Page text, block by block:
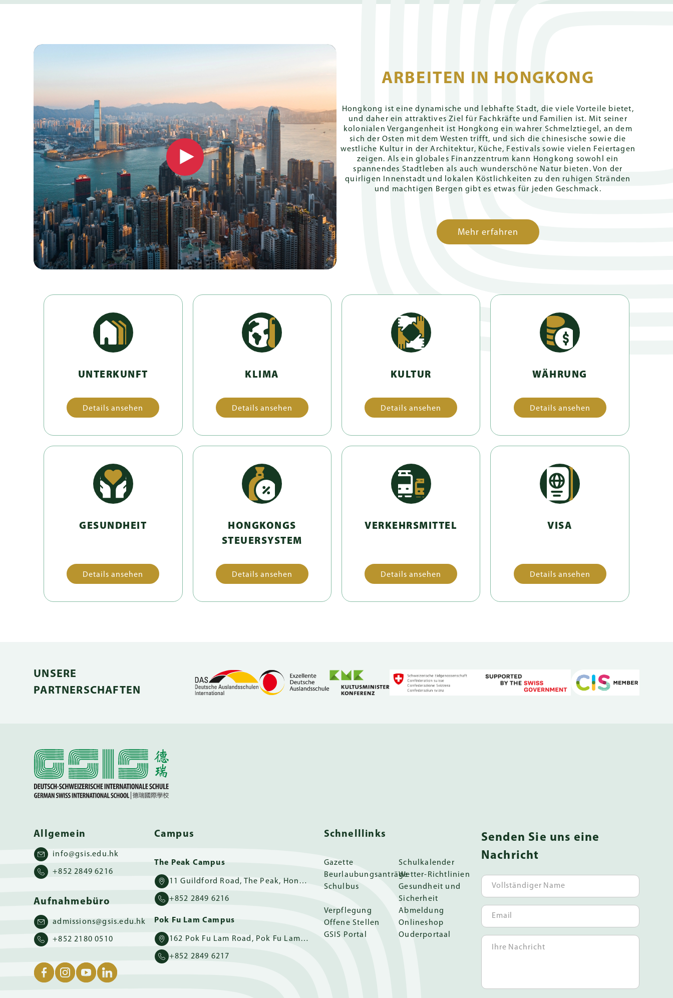
ARBEITEN IN HONGKONG
Hongkong ist eine dynamische und lebhafte Stadt, die viele Vorteile bietet,
und daher ein attraktives Ziel für Fachkräfte und Familien ist. Mit seiner
kolonialen Vergangenheit ist Hongkong ein wahrer Schmelztiegel, an dem
sich der Osten mit dem Westen trifft, und sich die chinesische sowie die
westliche Kultur in der Architektur, Küche, Festivals sowie vielen Feiertagen
zeigen. Als ein globales Finanzzentrum kann Hongkong sowohl ein
spannendes Stadtleben als auch wunderschöne Natur bieten. Von der
quirligen Innenstadt und lokalen Köstlichkeiten zu den ruhigen Stränden
und machtigen Bergen gibt es etwas für jeden Geschmack.
Mehr erfahren
UNTERKUNFT
Details ansehen
KLIMA
Details ansehen
KULTUR
Details ansehen
WÄHRUNG
Details ansehen
GESUNDHEIT
Details ansehen
HONGKONGS
STEUERSYSTEM
Details ansehen
VERKEHRSMITTEL
Details ansehen
VISA
Details ansehen
UNSERE
PARTNERSCHAFTEN
Allgemein
info@gsis.edu.hk
+852 2849 6216
Aufnahmebüro
admissions@gsis.edu.hk
+852 2180 0510
Campus
The Peak Campus
11 Guildford Road, The Peak, Hong Kong
+852 2849 6216
Pok Fu Lam Campus
162 Pok Fu Lam Road, Pok Fu Lam, Hong Kong
+852 2849 6217
Schnelllinks
Gazette
Schulkalender
BeurlaubungsanträgeWetter-Richtlinien
Schulbus
Gesundheit und
Sicherheit
Verpflegung
Abmeldung
Offene Stellen
Onlineshop
GSIS Portal
Ouderportaal
Senden Sie uns eine
Nachricht